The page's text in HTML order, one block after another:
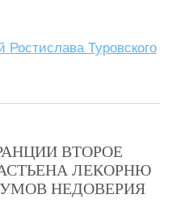
Ростислава Туровского
ВТОРОЕ
ЛЕКОРНЮ
НЕДОВЕРИЯ